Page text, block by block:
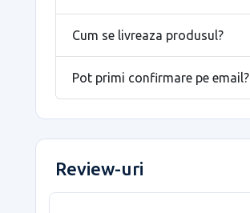
Cum se livreaza produsul?
Pot primi confirmare pe email?
Review-uri